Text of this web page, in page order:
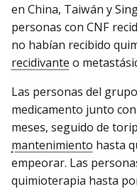
en China, Taiwán y
personas con CNF
no habían recibido
recidivante o
Las personas del
medicamento junto
meses, seguido de
mantenimiento hasta
empeorar. Las
quimioterapia hasta